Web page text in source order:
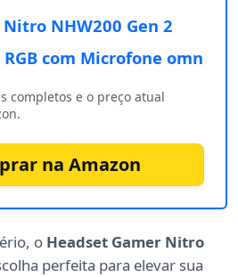
NHW200 Gen 2
com Microfone omn
completos e o preço atual
na Amazon
o Headset Gamer Nitro
perfeita para elevar sua